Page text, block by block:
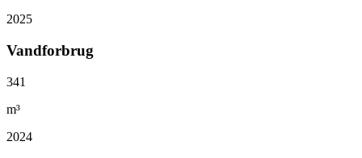
2025
Vandforbrug
341
m³
2024